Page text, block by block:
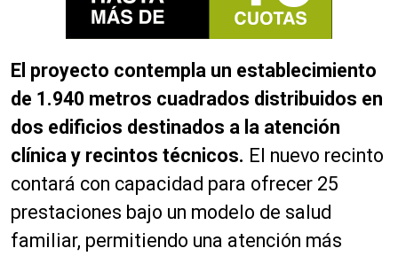
El proyecto contempla un establecimiento
de 1.940 metros cuadrados distribuidos en
dos edificios destinados a la atención
clínica y recintos técnicos. El nuevo recinto
contará con capacidad para ofrecer 25
prestaciones bajo un modelo de salud
familiar, permitiendo una atención más